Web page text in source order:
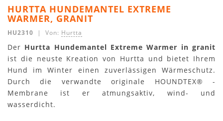
HURTTA HUNDEMANTEL EXTREME
WARMER, GRANIT
HU2310 | Von: Hurtta
Der Hurtta Hundemantel Extreme Warmer in granit
ist die neuste Kreation von Hurtta und bietet Ihrem
Hund im Winter einen zuverlässigen Wärmeschutz.
Durch die verwandte originale HOUNDTEX® -
Membrane ist er atmungsaktiv, wind- und
wasserdicht.